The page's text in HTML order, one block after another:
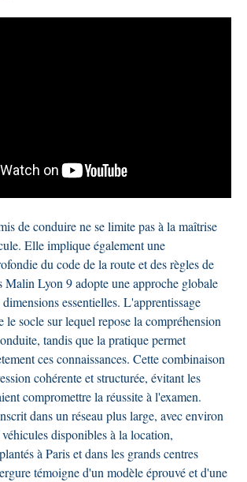
de conduire ne se limite pas à la maîtrise
Elle implique également une
du code de la route et des règles de
Malin Lyon 9 adopte une approche globale
essentielles. L'apprentissage
le socle sur lequel repose la compréhension
tandis que la pratique permet
ces connaissances. Cette combinaison
cohérente et structurée, évitant les
compromettre la réussite à l'examen.
dans un réseau plus large, avec environ
disponibles à la location,
à Paris et dans les grands centres
témoigne d'un modèle éprouvé et d'une